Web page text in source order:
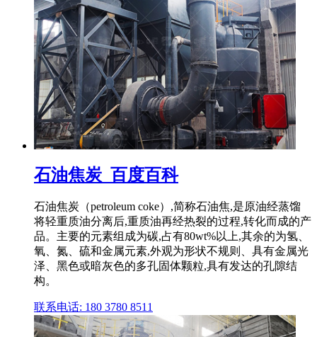
石油焦炭_百度百科
石油焦炭（petroleum coke）,简称石油焦,是原油经蒸馏
将轻重质油分离后,重质油再经热裂的过程,转化而成的产
品。主要的元素组成为碳,占有80wt%以上,其余的为氢、
氧、氮、硫和金属元素,外观为形状不规则、具有金属光
泽、黑色或暗灰色的多孔固体颗粒,具有发达的孔隙结
构。
联系电话: 180 3780 8511